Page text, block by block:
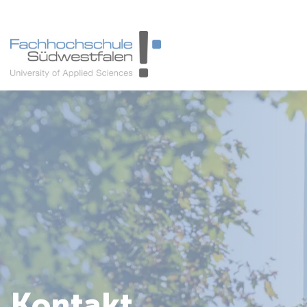
Studieninteressierte
Studienangebot
Studierende
Forschung & Transfer
Karriere